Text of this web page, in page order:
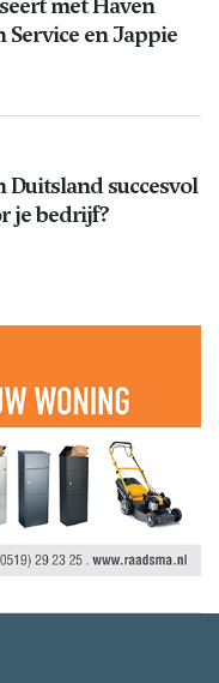
Service en Jappie
Duitsland succesvol
je bedrijf?